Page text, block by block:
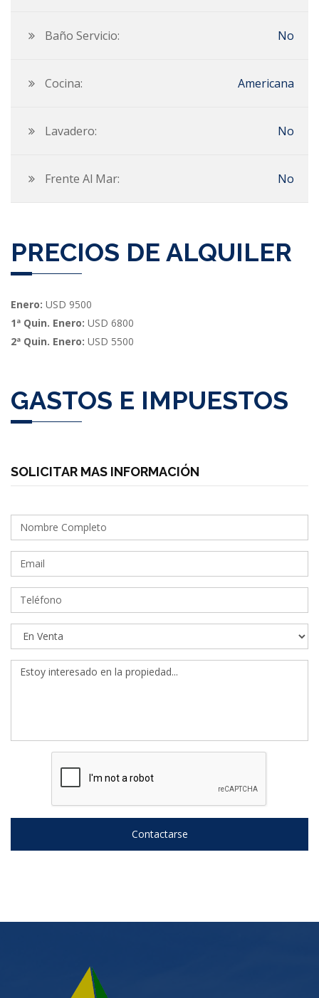
Baño Servicio: No
Cocina: Americana
Lavadero: No
Frente Al Mar: No
PRECIOS DE ALQUILER
Enero: USD 9500
1ª Quin. Enero: USD 6800
2ª Quin. Enero: USD 5500
GASTOS E IMPUESTOS
SOLICITAR MAS INFORMACIÓN
Contactarse